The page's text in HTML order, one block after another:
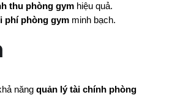
thu phòng gym hiệu quả.
phí phòng gym minh bạch.
năng quản lý tài chính phòng